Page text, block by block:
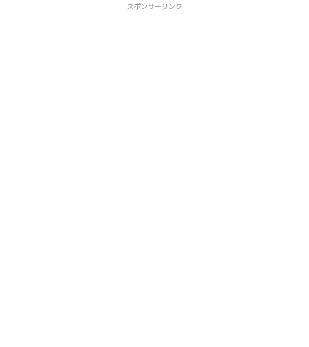
スポンサーリンク